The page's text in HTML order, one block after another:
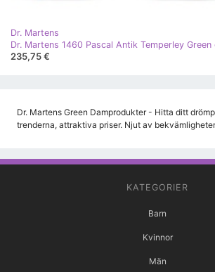
Dr. Martens
Dr. Martens 1460 Pascal Antik Temperley Green
235,75 €
Dr. Martens Green Damprodukter - Hitta ditt
trenderna, attraktiva priser. Njut av
KATEGORIER
Barn
Kvinnor
Män